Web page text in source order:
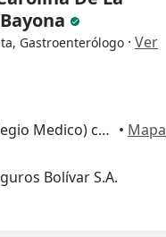
Gastroenterólogo · Ver
Av 0 # 10-78 (Edificio colegio Medico) consultorio 705-706, Cúcuta • Mapa
Bolívar S.A.